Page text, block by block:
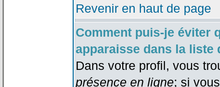
Revenir en haut de page
Comment puis-je éviter
apparaisse dans la liste
Dans votre profil, vous
présence en ligne; si